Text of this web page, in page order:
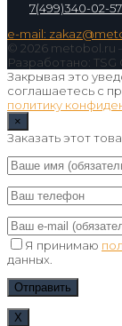
7(499)340-02-57
e-mail:
© 2026
Разработано: TSG
Закрывая это
соглашаетесь с
политику
×
Заказать этот
Я принимаю
данных.
Х